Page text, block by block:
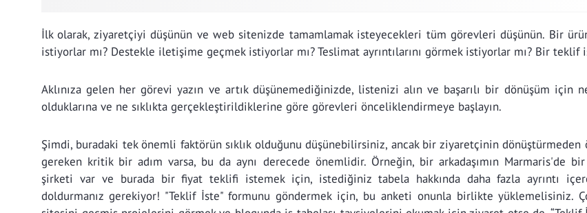
İlk olarak, ziyaretçiyi düşünün ve web sitenizde tamamlamak isteyecekleri tüm görevleri düşünün. Bir
istiyorlar mı? Destekle iletişime geçmek istiyorlar mı? Teslimat ayrıntılarını görmek istiyorlar mı? Bir teklif
Aklınıza gelen her görevi yazın ve artık düşünemediğinizde, listenizi alın ve başarılı bir dönüşüm için
olduklarına ve ne sıklıkta gerçekleştirildiklerine göre görevleri önceliklendirmeye başlayın.
Şimdi, buradaki tek önemli faktörün sıklık olduğunu düşünebilirsiniz, ancak bir ziyaretçinin dönüştürmeden
gereken kritik bir adım varsa, bu da aynı derecede önemlidir. Örneğin, bir arkadaşımın Marmaris'de
şirketi var ve burada bir fiyat teklifi istemek için, istediğiniz tabela hakkında daha fazla ayrıntı
doldurmanız gerekiyor! "Teklif İste" formunu göndermek için, bu anketi onunla birlikte yüklemelisiniz.